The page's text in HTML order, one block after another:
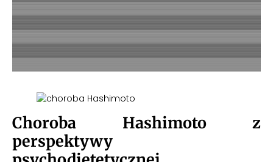
Choroba Hashimoto z
perspektywy